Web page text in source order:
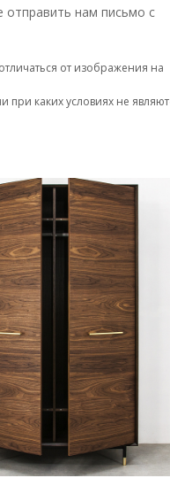
отправить нам письмо с
от изображения на
каких условиях не